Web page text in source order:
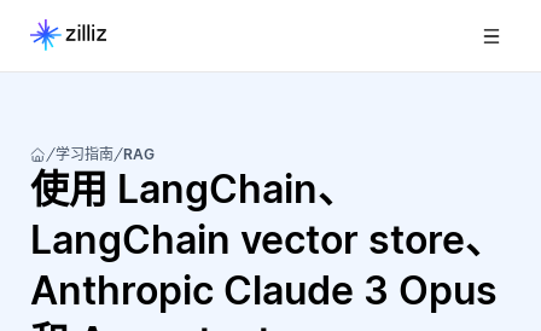
学习指南 RAG
使用 LangChain、
LangChain vector store、
Anthropic Claude 3 Opus